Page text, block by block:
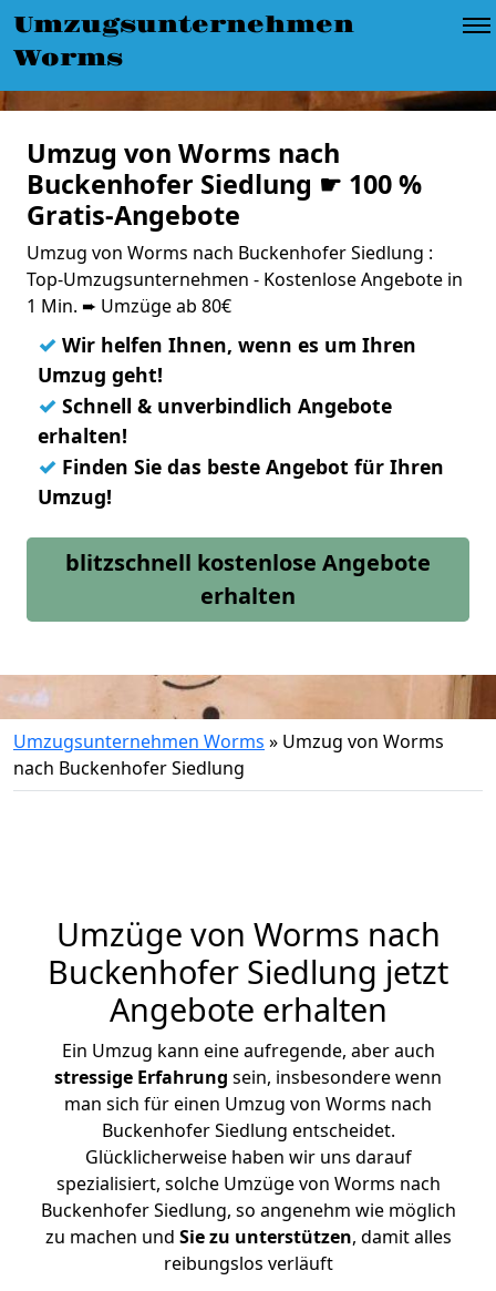
Umzugsunternehmen
Worms
Umzug von Worms nach
Buckenhofer Siedlung ☛ 100 %
Gratis-Angebote
Umzug von Worms nach Buckenhofer Siedlung :
Top-Umzugsunternehmen - Kostenlose Angebote in
1 Min. ➨ Umzüge ab 80€
✓ Wir helfen Ihnen, wenn es um Ihren
Umzug geht!
✓ Schnell & unverbindlich Angebote
erhalten!
✓ Finden Sie das beste Angebot für Ihren
Umzug!
blitzschnell kostenlose Angebote
erhalten
Umzugsunternehmen Worms » Umzug von Worms
nach Buckenhofer Siedlung
Umzüge von Worms nach
Buckenhofer Siedlung jetzt
Angebote erhalten
Ein Umzug kann eine aufregende, aber auch
stressige Erfahrung sein, insbesondere wenn
man sich für einen Umzug von Worms nach
Buckenhofer Siedlung entscheidet.
Glücklicherweise haben wir uns darauf
spezialisiert, solche Umzüge von Worms nach
Buckenhofer Siedlung, so angenehm wie möglich
zu machen und Sie zu unterstützen, damit alles
reibungslos verläuft